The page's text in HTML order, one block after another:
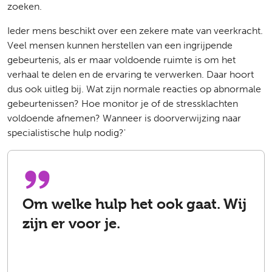
zoeken.
Ieder mens beschikt over een zekere mate van veerkracht.
Veel mensen kunnen herstellen van een ingrijpende
gebeurtenis, als er maar voldoende ruimte is om het
verhaal te delen en de ervaring te verwerken. Daar hoort
dus ook uitleg bij. Wat zijn normale reacties op abnormale
gebeurtenissen? Hoe monitor je of de stressklachten
voldoende afnemen? Wanneer is doorverwijzing naar
specialistische hulp nodig?'
Om welke hulp het ook gaat. Wij
zijn er voor je.